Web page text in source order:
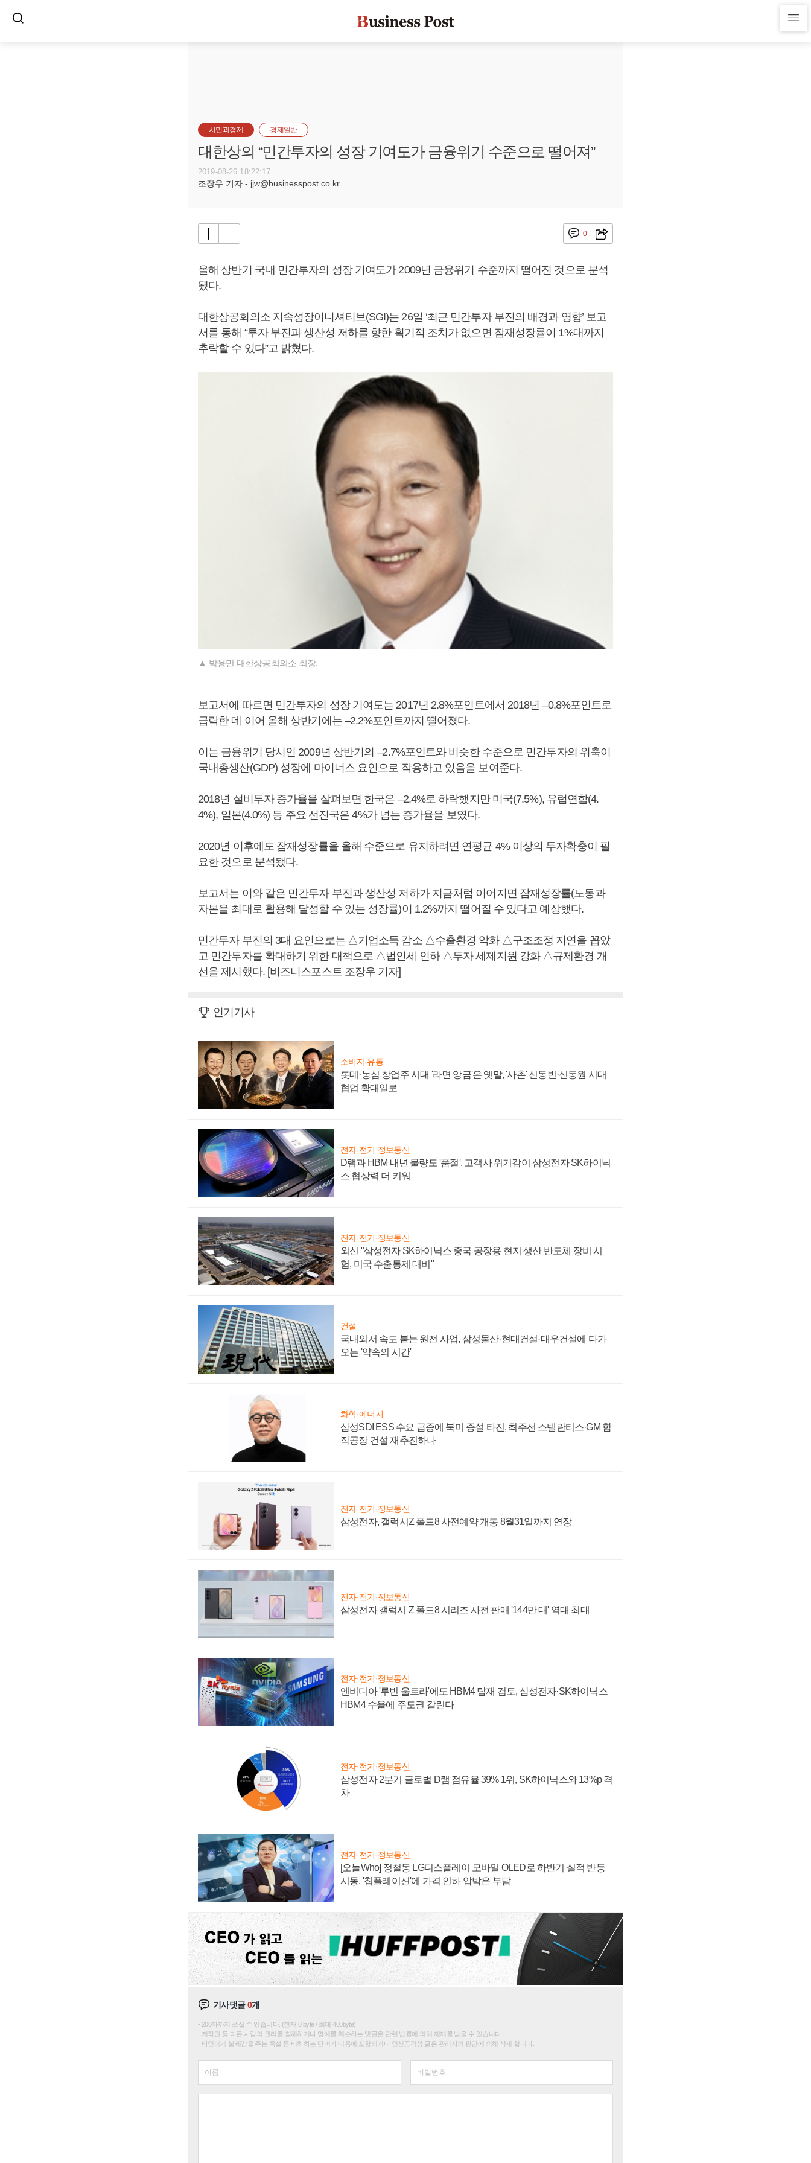
시민과경제 경제일반
대한상의 “민간투자의 성장 기여도가 금융위기 수준으로 떨어져”
2019-08-26 18:22:17
조장우 기자 - jjw@businesspost.co.kr
0
올해 상반기 국내 민간투자의 성장 기여도가 2009년 금융위기 수준까지 떨어진 것으로 분석
됐다.
대한상공회의소 지속성장이니셔티브(SGI)는 26일 ‘최근 민간투자 부진의 배경과 영향’ 보고
서를 통해 “투자 부진과 생산성 저하를 향한 획기적 조치가 없으면 잠재성장률이 1%대까지
추락할 수 있다”고 밝혔다.
▲ 박용만 대한상공회의소 회장.
보고서에 따르면 민간투자의 성장 기여도는 2017년 2.8%포인트에서 2018년 –0.8%포인트로
급락한 데 이어 올해 상반기에는 –2.2%포인트까지 떨어졌다.
이는 금융위기 당시인 2009년 상반기의 –2.7%포인트와 비슷한 수준으로 민간투자의 위축이
국내총생산(GDP) 성장에 마이너스 요인으로 작용하고 있음을 보여준다.
2018년 설비투자 증가율을 살펴보면 한국은 –2.4%로 하락했지만 미국(7.5%), 유럽연합(4.
4%), 일본(4.0%) 등 주요 선진국은 4%가 넘는 증가율을 보였다.
2020년 이후에도 잠재성장률을 올해 수준으로 유지하려면 연평균 4% 이상의 투자확충이 필
요한 것으로 분석됐다.
보고서는 이와 같은 민간투자 부진과 생산성 저하가 지금처럼 이어지면 잠재성장률(노동과
자본을 최대로 활용해 달성할 수 있는 성장률)이 1.2%까지 떨어질 수 있다고 예상했다.
민간투자 부진의 3대 요인으로는 △기업소득 감소 △수출환경 악화 △구조조정 지연을 꼽았
고 민간투자를 확대하기 위한 대책으로 △법인세 인하 △투자 세제지원 강화 △규제환경 개
선을 제시했다. [비즈니스포스트 조장우 기자]
인기기사
소비자·유통
롯데·농심 창업주 시대 '라면 앙금'은 옛말, '사촌' 신동빈·신동원 시대
협업 확대일로
전자·전기·정보통신
D램과 HBM 내년 물량도 '품절', 고객사 위기감이 삼성전자 SK하이닉
스 협상력 더 키워
전자·전기·정보통신
외신 "삼성전자 SK하이닉스 중국 공장용 현지 생산 반도체 장비 시
험, 미국 수출통제 대비"
건설
국내외서 속도 붙는 원전 사업, 삼성물산·현대건설·대우건설에 다가
오는 '약속의 시간'
화학·에너지
삼성SDI ESS 수요 급증에 북미 증설 타진, 최주선 스텔란티스·GM 합
작공장 건설 재추진하나
전자·전기·정보통신
삼성전자, 갤럭시Z 폴드8 사전예약 개통 8월31일까지 연장
전자·전기·정보통신
삼성전자 갤럭시 Z 폴드8 시리즈 사전 판매 '144만 대' 역대 최대
전자·전기·정보통신
엔비디아 '루빈 울트라'에도 HBM4 탑재 검토, 삼성전자·SK하이닉스
HBM4 수율에 주도권 갈린다
전자·전기·정보통신
삼성전자 2분기 글로벌 D램 점유율 39% 1위, SK하이닉스와 13%p 격
차
전자·전기·정보통신
[오늘Who] 정철동 LG디스플레이 모바일 OLED로 하반기 실적 반등
시동, '칩플레이션'에 가격 인하 압박은 부담
기사댓글0개
200자까지 쓰실 수 있습니다. (현재 0 byte / 최대 400byte)
저작권 등 다른 사람의 권리를 침해하거나 명예를 훼손하는 댓글은 관련 법률에 의해 제재를 받을 수 있습니다.
타인에게 불쾌감을 주는 욕설 등 비하하는 단어가 내용에 포함되거나 인신공격성 글은 관리자의 판단에 의해 삭제 합니다.